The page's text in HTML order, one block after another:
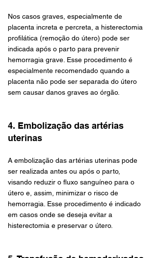
Nos casos graves, especialmente de
placenta increta e percreta, a histerectomia
profilática (remoção do útero) pode ser
indicada após o parto para prevenir
hemorragia grave. Esse procedimento é
especialmente recomendado quando a
placenta não pode ser separada do útero
sem causar danos graves ao órgão.
4. Embolização das artérias
uterinas
A embolização das artérias uterinas pode
ser realizada antes ou após o parto,
visando reduzir o fluxo sanguíneo para o
útero e, assim, minimizar o risco de
hemorragia. Esse procedimento é indicado
em casos onde se deseja evitar a
histerectomia e preservar o útero.